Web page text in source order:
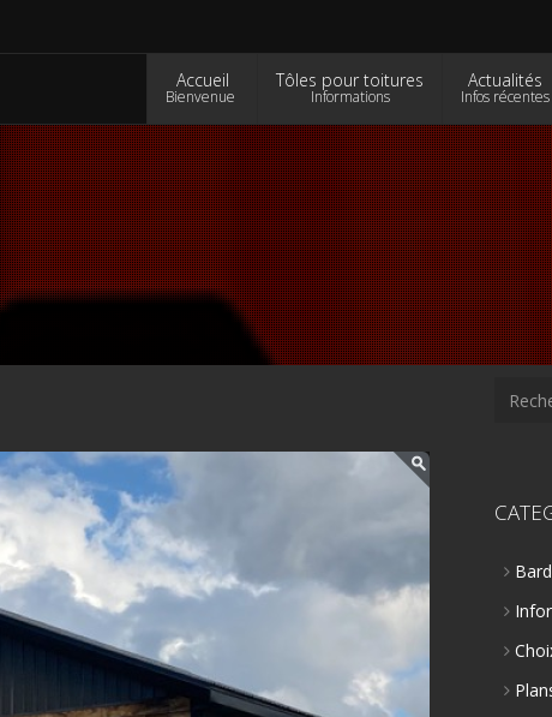
Accueil
Bienvenue
Tôles pour toitures
Informations
Actualités
Infos récentes